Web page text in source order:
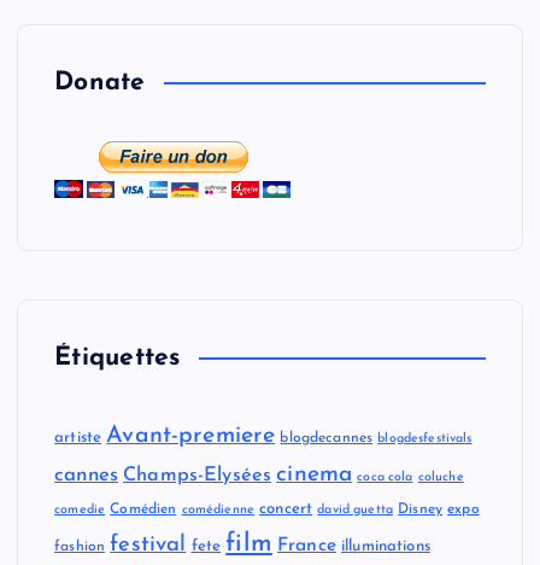
Donate
Étiquettes
artiste Avant-premiere blogdecannes blogdesfestivals
cannes Champs-Elysées cinema coca cola coluche
comedie Comédien comédienne concert david guetta Disney expo
fashion festival fete film France illuminations